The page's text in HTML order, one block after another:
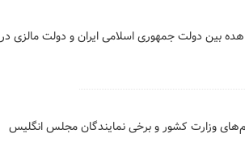
بین دولت جمهوری اسلامی ایران و دولت مالزی در
وزارت کشور و برخی نمایندگان مجلس انگلیس